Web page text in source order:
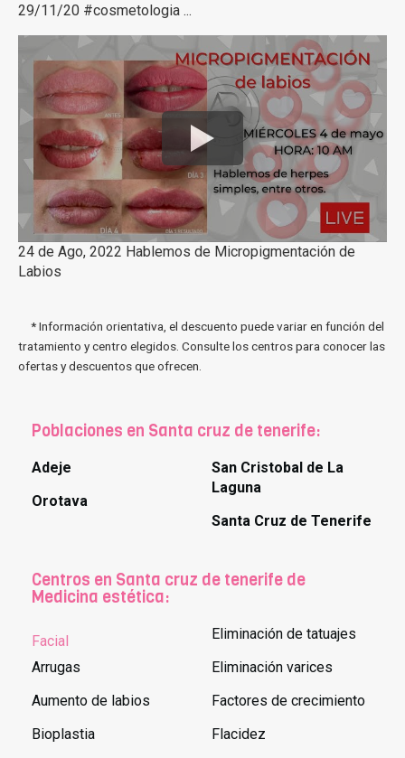
29/11/20 #cosmetologia ...
24 de Ago, 2022 Hablemos de Micropigmentación de
Labios
* Información orientativa, el descuento puede variar en función del
tratamiento y centro elegidos. Consulte los centros para conocer las
ofertas y descuentos que ofrecen.
Poblaciones en Santa cruz de tenerife:
Adeje
Orotava
San Cristobal de La
Laguna
Santa Cruz de Tenerife
Centros en Santa cruz de tenerife de
Medicina estética:
Facial
Arrugas
Aumento de labios
Bioplastia
Eliminación de tatuajes
Eliminación varices
Factores de crecimiento
Flacidez